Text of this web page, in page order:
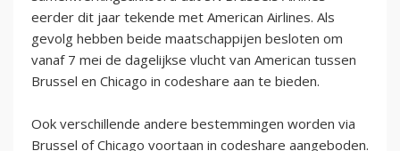
eerder dit jaar tekende met American Airlines. Als
gevolg hebben beide maatschappijen besloten om
vanaf 7 mei de dagelijkse vlucht van American tussen
Brussel en Chicago in codeshare aan te bieden.
Ook verschillende andere bestemmingen worden via
Brussel of Chicago voortaan in codeshare aangeboden.